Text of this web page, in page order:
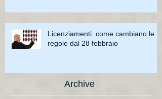
Licenziamenti: come cambiano le
regole dal 28 febbraio
Archive